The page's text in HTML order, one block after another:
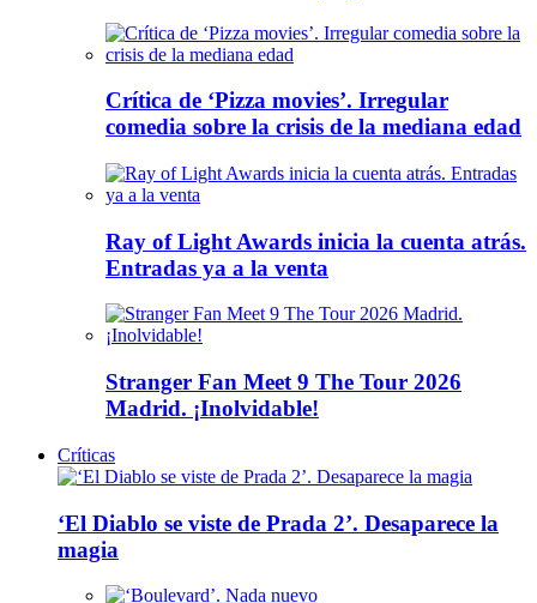
Crítica de ‘Pizza movies’. Irregular
comedia sobre la crisis de la mediana edad
Ray of Light Awards inicia la cuenta atrás.
Entradas ya a la venta
Stranger Fan Meet 9 The Tour 2026
Madrid. ¡Inolvidable!
Críticas
‘El Diablo se viste de Prada 2’. Desaparece la
magia